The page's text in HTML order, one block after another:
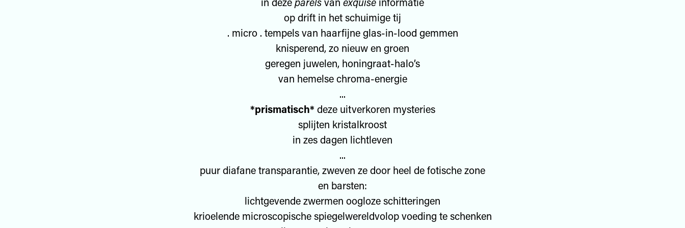
op drift in het schuimige tij
. micro . tempels van haarfijne glas-in-lood gemmen
knisperend, zo nieuw en groen
geregen juwelen, honingraat-halo’s
van hemelse chroma-energie
...
*prismatisch* deze uitverkoren mysteries
splijten kristalkroost
in zes dagen lichtleven
...
puur diafane transparantie, zweven ze door heel de fotische zone
en barsten:
lichtgevende zwermen oogloze schitteringen
krioelende microscopische spiegelwereldvolop voeding te schenken